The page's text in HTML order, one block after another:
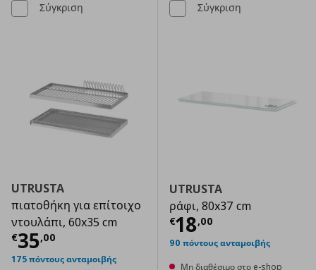
Σύγκριση
UTRUSTA
πιατοθήκη για επίτοιχο
ντουλάπι, 60x35 cm
€35,00
Τρέχουσα τιμή € 35,00
175 πόντους ανταμοιβής
Σύγκριση
UTRUSTA
ράφι, 80x37 cm
€18,00
Τρέχουσα
90 πόντους ανταμοιβής
Μη διαθέσιμο στο e-shop